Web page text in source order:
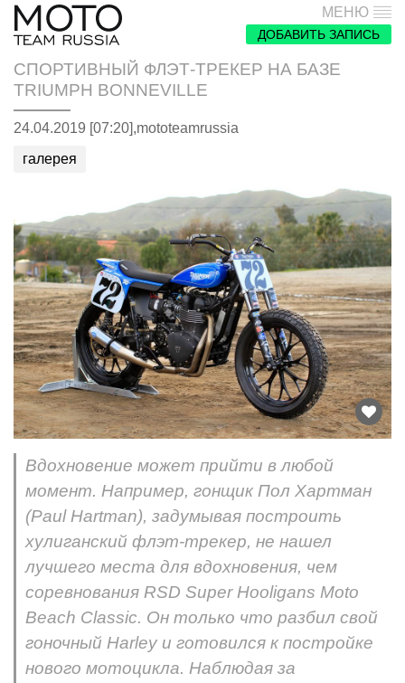
МЕНЮ
ДОБАВИТЬ ЗАПИСЬ
СПОРТИВНЫЙ ФЛЭТ-ТРЕКЕР НА БАЗЕ
TRIUMPH BONNEVILLE
24.04.2019 [07:20],mototeamrussia
галерея
Вдохновение может прийти в любой
момент. Например, гонщик Пол Хартман
(Paul Hartman), задумывая построить
хулиганский флэт-трекер, не нашел
лучшего места для вдохновения, чем
соревнования RSD Super Hooligans Moto
Beach Classic. Он только что разбил свой
гоночный Harley и готовился к постройке
нового мотоцикла. Наблюдая за